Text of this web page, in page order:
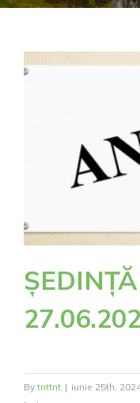
By tnttnt | iunie 25th,